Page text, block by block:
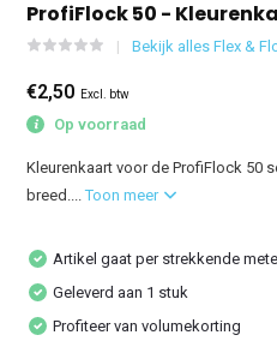
ProfiFlock 50 -
Bekijk alles Flex &
€2,50 Excl. btw
Op voorraad
Kleurenkaart voor de ProfiFlock 50
breed....Toon meer
Artikel gaat per strekkende
Geleverd aan 1 stuk
Profiteer van volumekorting